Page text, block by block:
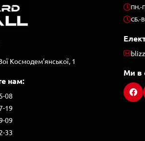
Космодем’янської, 1
нам:
08
19
09
33
ПН.-
СБ.-
Ми в